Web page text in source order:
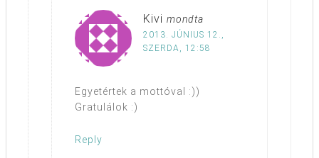
Kivi mondta
2013. JÚNIUS 12.,
SZERDA, 12:58
Egyetértek a mottóval :))
Gratulálok :)
Reply